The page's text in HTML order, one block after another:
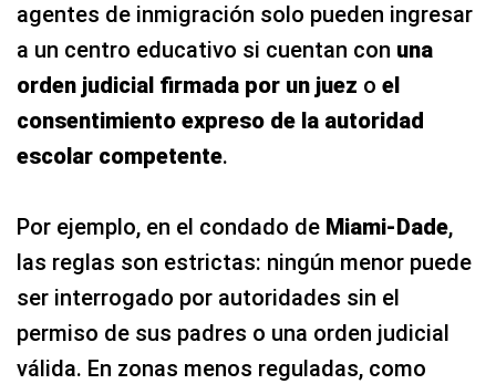
agentes de inmigración solo pueden ingresar
a un centro educativo si cuentan con una
orden judicial firmada por un juez o el
consentimiento expreso de la autoridad
escolar competente.
Por ejemplo, en el condado de Miami-Dade,
las reglas son estrictas: ningún menor puede
ser interrogado por autoridades sin el
permiso de sus padres o una orden judicial
válida. En zonas menos reguladas, como